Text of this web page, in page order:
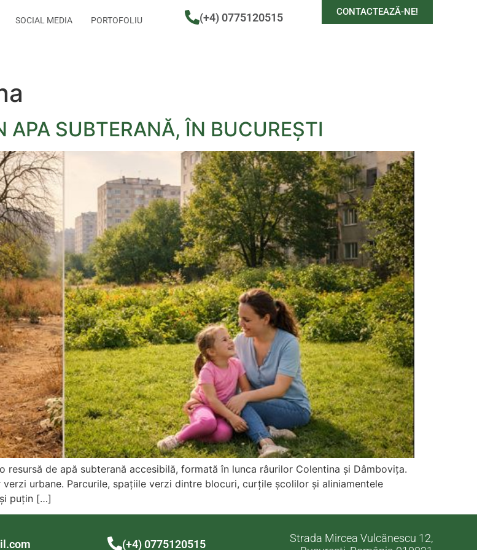
SOCIAL MEDIA PORTOFOLIU (+4) 0775120515 CONTACTEAZĂ-NE!
APA SUBTERANĂ, ÎN BUCUREŞTI
resursă de apă subterană accesibilă, formată în lunca râurilor Colentina și Dâmbovița.
urbane. Parcurile, spațiile verzi dintre blocuri, curțile școlilor şi aliniamentele
puțin […]
(+4) 0775120515
Strada Mircea Vulcănescu 12,